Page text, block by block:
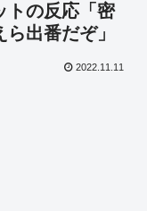
の反応「密
出番だぞ」
2022.11.11